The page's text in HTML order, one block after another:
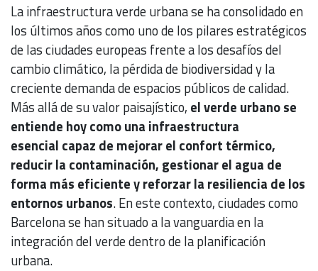
La infraestructura verde urbana se ha consolidado en
los últimos años como uno de los pilares estratégicos
de las ciudades europeas frente a los desafíos del
cambio climático, la pérdida de biodiversidad y la
creciente demanda de espacios públicos de calidad.
Más allá de su valor paisajístico, el verde urbano se
entiende hoy como una infraestructura
esencial capaz de mejorar el confort térmico,
reducir la contaminación, gestionar el agua de
forma más eficiente y reforzar la resiliencia de los
entornos urbanos. En este contexto, ciudades como
Barcelona se han situado a la vanguardia en la
integración del verde dentro de la planificación
urbana.